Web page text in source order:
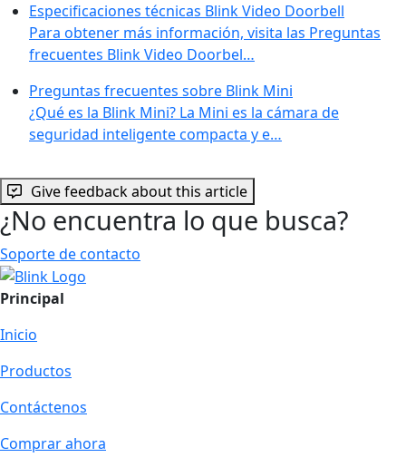
Especificaciones técnicas Blink Video Doorbell
Para obtener más información, visita las Preguntas
frecuentes Blink Video Doorbel…
Preguntas frecuentes sobre Blink Mini
¿Qué es la Blink Mini? La Mini es la cámara de
seguridad inteligente compacta y e…
Give feedback about this article
¿No encuentra lo que busca?
Soporte de contacto
Principal
Inicio
Productos
Contáctenos
Comprar ahora